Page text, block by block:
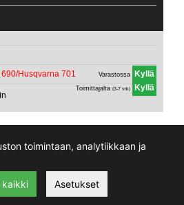
toimintaan, analytiikkaan ja
kaikki
Asetukset
Husqvarna 701
Varastossa
Toimittajalta (3-7 vrk)
11 ovi 35, 33400 Tampere, Finland
Webshop 0207940403
08-06 14:27:44 -Näytä evästeasetukset